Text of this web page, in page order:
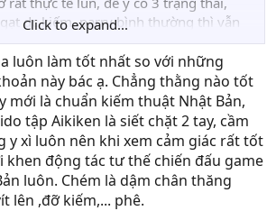
dc kiếm, parry bình thường thì vẫn
parry trễ xíu thì mất stand phải trụ
rơi vào thế bị động > Khoan bàn
con này thật sự nâng tâm cho thể
kiếm kiểu này.
Click to expand...
luôn làm tốt nhất so với những
này bác ạ. Chẳng thằng nào tốt
mới là chuẩn kiếm thuật Nhật Bản,
tập Aikiken là siết chặt 2 tay, cầm
y xì luôn nên khi xem cảm giác rất tốt
khen động tác tư thế chiến đấu game
luôn. Chém là dậm chân thăng
lên ,đỡ kiếm,... phê.